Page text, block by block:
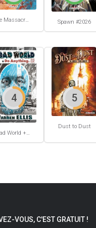
Le Massacre du gang Enfield Spawn #2026
Bad World + Do Anything
4
Dust to Dust
5
VOUS, C'EST GRATUIT !